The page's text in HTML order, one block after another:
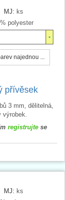
MJ: ks
polyester
najednou ...
přívěsek
3 mm, dělitelná,
registrujte se
MJ: ks